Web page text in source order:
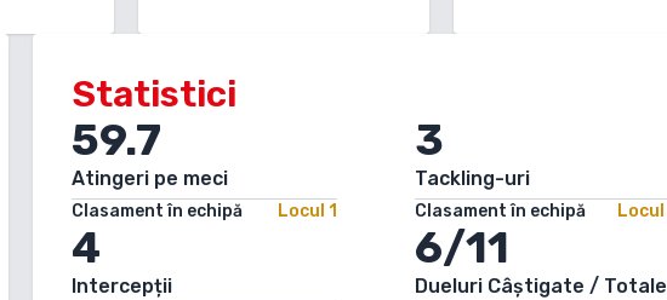
Statistici
59.7
Atingeri pe meci
Clasament în echipă Locul 1
3
Tackling-uri
Clasament în echipă Locul
4
Intercepții
6/11
Dueluri Câștigate / Totale